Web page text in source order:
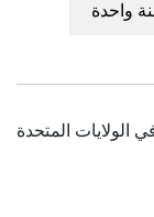
واحدة
الولايات المتحدة